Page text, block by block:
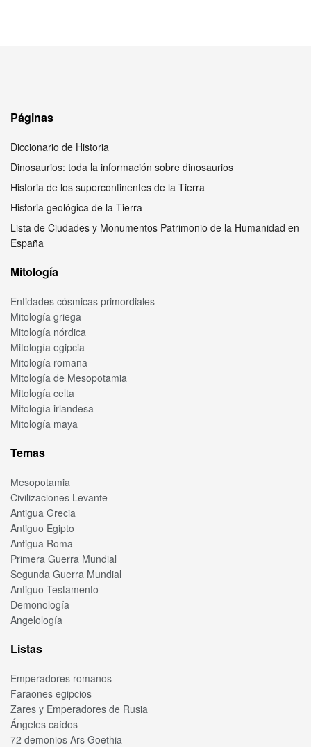
Páginas
Diccionario de Historia
Dinosaurios: toda la información sobre dinosaurios
Historia de los supercontinentes de la Tierra
Historia geológica de la Tierra
Lista de Ciudades y Monumentos Patrimonio de la Humanidad en
España
Mitología
Entidades cósmicas primordiales
Mitología griega
Mitología nórdica
Mitología egipcia
Mitología romana
Mitología de Mesopotamia
Mitología celta
Mitología irlandesa
Mitología maya
Temas
Mesopotamia
Civilizaciones Levante
Antigua Grecia
Antiguo Egipto
Antigua Roma
Primera Guerra Mundial
Segunda Guerra Mundial
Antiguo Testamento
Demonología
Angelología
Listas
Emperadores romanos
Faraones egipcios
Zares y Emperadores de Rusia
Ángeles caídos
72 demonios Ars Goethia